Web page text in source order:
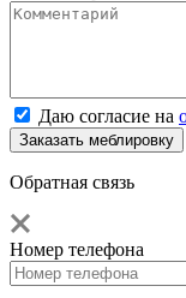
Даю согласие на
Обратная связь
Номер телефона